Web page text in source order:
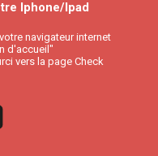
Iphone/Ipad
navigateur internet
d'accueil"
vers la page Check